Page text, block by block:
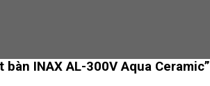
INAX AL-300V Aqua Ceramic”